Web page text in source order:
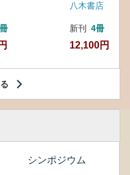
八木書店
新刊 4冊
12,100円
シンポジウム